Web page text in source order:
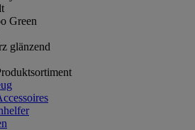
Green
glänzend